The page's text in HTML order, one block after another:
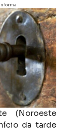
(Noroeste
da tarde